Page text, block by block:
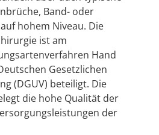
Band- oder
hohem Niveau. Die
ist am
Hand
Gesetzlichen
(DGUV) beteiligt. Die
die hohe Qualität der
der